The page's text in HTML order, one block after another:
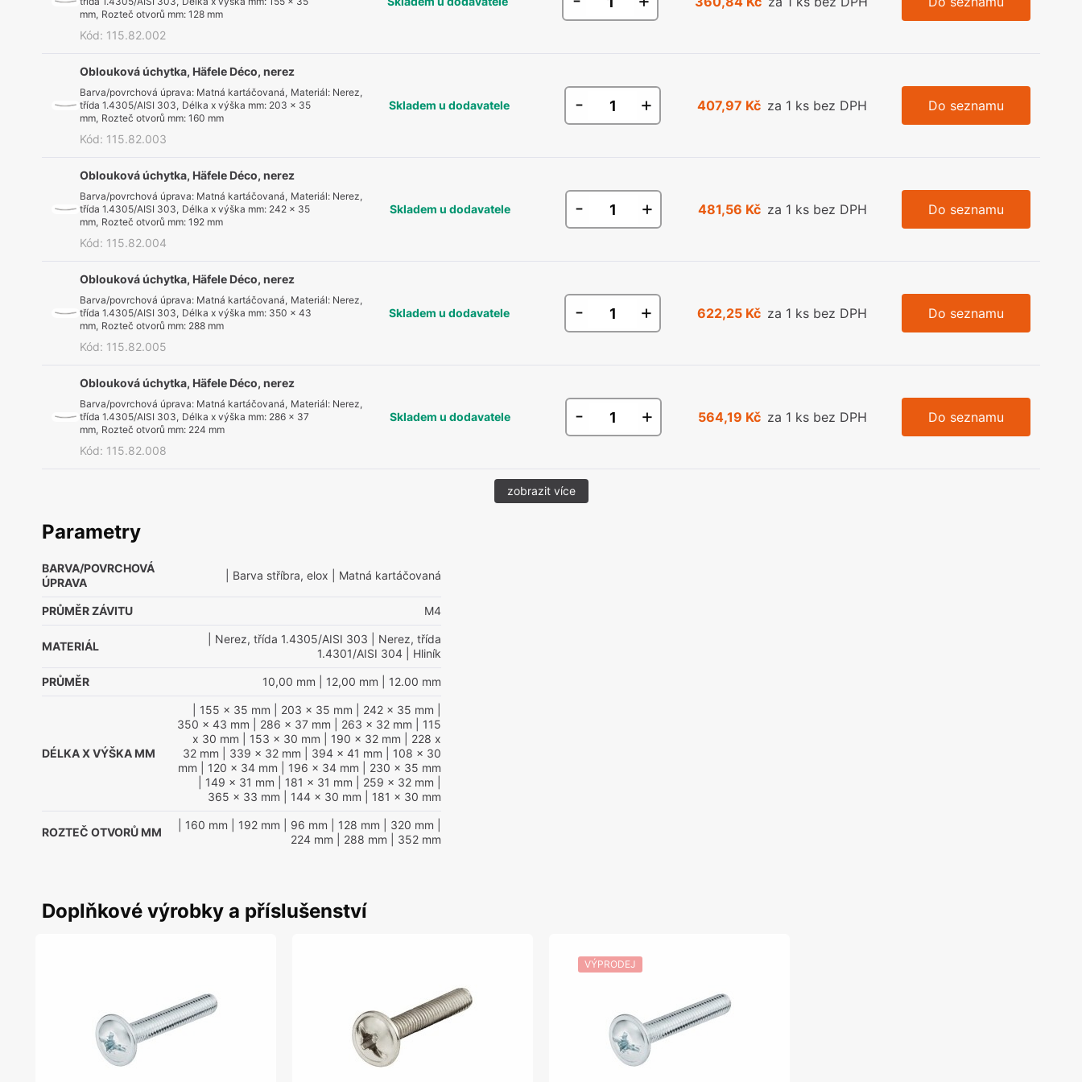
mm, Rozteč otvorů mm:128 mm
Kód: 115.82.002
Oblouková úchytka, Häfele Déco, nerez
Barva/povrchová úprava: Matná kartáčovaná, Materiál: Nerez,
třída 1.4305/AISI 303, Délka x výška mm: 203 x 35
mm, Rozteč otvorů mm:160 mm
Kód: 115.82.003
Skladem u dodavatele - + 407,97 Kč za 1 ks bez DPH Do seznamu
Oblouková úchytka, Häfele Déco, nerez
Barva/povrchová úprava: Matná kartáčovaná, Materiál: Nerez,
třída 1.4305/AISI 303, Délka x výška mm: 242 x 35
mm, Rozteč otvorů mm:192 mm
Kód: 115.82.004
Skladem u dodavatele - + 481,56 Kč za 1 ks bez DPH Do seznamu
Oblouková úchytka, Häfele Déco, nerez
Barva/povrchová úprava: Matná kartáčovaná, Materiál: Nerez,
třída 1.4305/AISI 303, Délka x výška mm: 350 x 43
mm, Rozteč otvorů mm: 288 mm
Kód: 115.82.005
Skladem u dodavatele - + 622,25 Kč za 1 ks bez DPH Do seznamu
Oblouková úchytka, Häfele Déco, nerez
Barva/povrchová úprava: Matná kartáčovaná, Materiál: Nerez,
třída 1.4305/AISI 303, Délka x výška mm: 286 x 37
mm, Rozteč otvorů mm: 224 mm
Kód: 115.82.008
Skladem u dodavatele - + 564,19 Kč za 1 ks bez DPH Do seznamu
zobrazit více
Parametry
BARVA/POVRCHOVÁ
ÚPRAVA
| Barva stříbra, elox | Matná kartáčovaná
PRŮMĚR ZÁVITU M4
MATERIÁL
| Nerez, třída 1.4305/AISI 303 | Nerez, třída
1.4301/AISI 304 | Hliník
PRŮMĚR 10,00 mm | 12,00 mm | 12.00 mm
DÉLKA X VÝŠKA MM
| 155 x 35 mm | 203 x 35 mm | 242 x 35 mm
350 x 43 mm | 286 x 37 mm | 263 x 32 mm | 115
x 30 mm | 153 x 30 mm | 190 x 32 mm | 228 x
32 mm | 339 x 32 mm | 394 x 41 mm | 108 x 30
mm | 120 x 34 mm | 196 x 34 mm | 230 x 35 mm
| 149 x 31 mm | 181 x 31 mm | 259 x 32 mm
365 x 33 mm | 144 x 30 mm | 181 x 30 mm
ROZTEČ OTVORŮ MM
| 160 mm | 192 mm | 96 mm | 128 mm | 320 mm
224 mm | 288 mm | 352 mm
Doplňkové výrobky a příslušenství
VÝPRODEJ